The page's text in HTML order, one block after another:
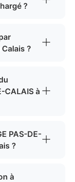
?
Calais ?
CALAIS à
PAS-DE-
?
à